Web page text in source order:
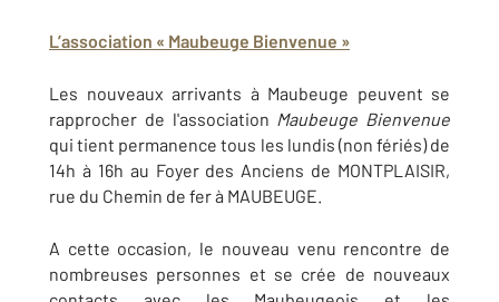
L’association « Maubeuge Bienvenue »
Les nouveaux arrivants à Maubeuge peuvent se
rapprocher de l'association Maubeuge Bienvenue
qui tient permanence tous les lundis (non fériés) de
14h à 16h au Foyer des Anciens de MONTPLAISIR,
rue du Chemin de fer à MAUBEUGE.
A cette occasion, le nouveau venu rencontre de
nombreuses personnes et se crée de nouveaux